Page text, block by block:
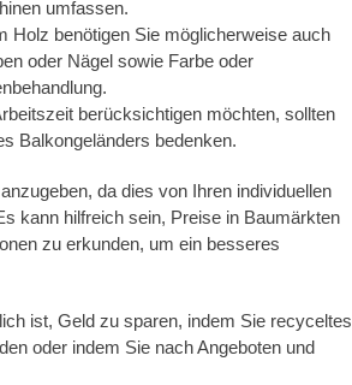
umfassen.
Holz benötigen Sie möglicherweise auch
oder Nägel sowie Farbe oder
berücksichtigen möchten, sollten
Balkongeländers bedenken.
da dies von Ihren individuellen
kann hilfreich sein, Preise in Baumärkten
zu erkunden, um ein besseres
ist, Geld zu sparen, indem Sie recyceltes
oder indem Sie nach Angeboten und